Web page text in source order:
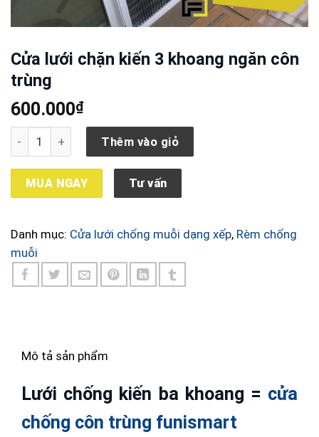
Cửa lưới chặn kiến 3 khoang ngăn côn
trùng
600.000₫
Cửa lưới chặn kiến 3 khoang ngăn côn trùng số lượng
Thêm vào giỏ
MUA NGAY Tư vấn
Danh mục: Cửa lưới chống muỗi dạng xếp, Rèm chống
muỗi
Mô tả sản phẩm
Lưới chống kiến ba khoang = cửa
chống côn trùng funismart